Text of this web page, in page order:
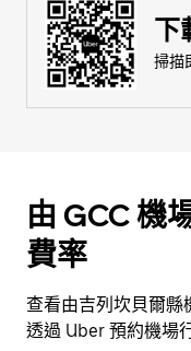
下
掃描
由 GCC 機
費率
查看由吉列坎貝爾縣
透過 Uber 預約機場